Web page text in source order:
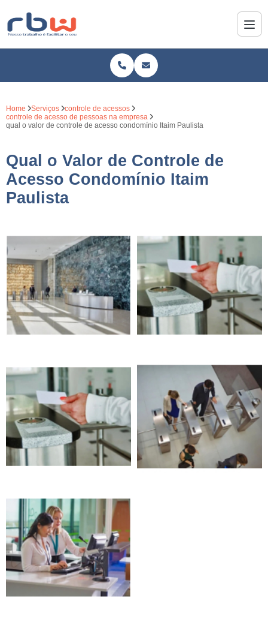
Home Serviços
controle de acessos
controle de acesso de pessoas na empresa
qual o valor de controle de acesso condomínio Itaim Paulista
Qual o Valor de Controle de
Acesso Condomínio Itaim
Paulista